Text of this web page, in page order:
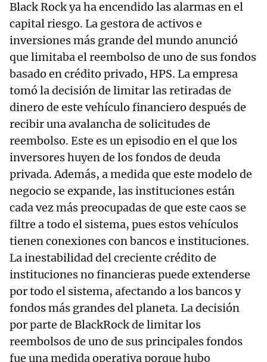
Black Rock ya ha encendido las alarmas en el
capital riesgo. La gestora de activos e
inversiones más grande del mundo anunció
que limitaba el reembolso de uno de sus fondos
basado en crédito privado, HPS. La empresa
tomó la decisión de limitar las retiradas de
dinero de este vehículo financiero después de
recibir una avalancha de solicitudes de
reembolso. Este es un episodio en el que los
inversores huyen de los fondos de deuda
privada. Además, a medida que este modelo de
negocio se expande, las instituciones están
cada vez más preocupadas de que este caos se
filtre a todo el sistema, pues estos vehículos
tienen conexiones con bancos e instituciones.
La inestabilidad del creciente crédito de
instituciones no financieras puede extenderse
por todo el sistema, afectando a los bancos y
fondos más grandes del planeta. La decisión
por parte de BlackRock de limitar los
reembolsos de uno de sus principales fondos
fue una medida operativa porque hubo